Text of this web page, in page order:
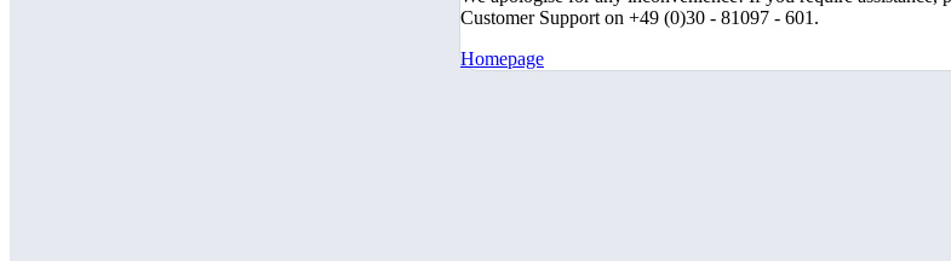
Customer Support on +49 (0)30 - 81097 - 601.
Homepage